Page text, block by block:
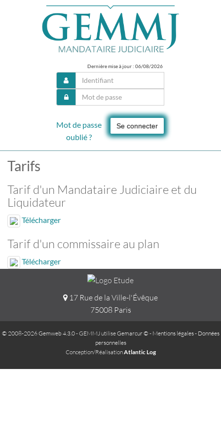
Dernière mise à jour : 06/08/2026
Se connecter
Mot de passe
oublié ?
Tarifs
Tarif d'un Mandataire Judiciaire et du
Liquidateur
Télécharger
Tarif d'un commissaire au plan
Télécharger
17 Rue de la Ville-l'Évêque
75008 Paris
© 2008-2026 Gemweb 4.3.0- GEMMJ utiliseGemarcur © - Mentions légales- Données
personnelles
Conception/RéalisationAtlantic Log